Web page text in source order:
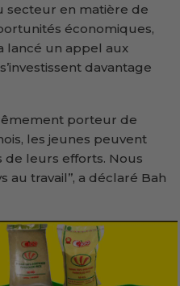
secteur en matière de
économiques,
lancé un appel aux
davantage
porteur de
les jeunes peuvent
de leurs efforts. Nous
travail’’, a déclaré Bah